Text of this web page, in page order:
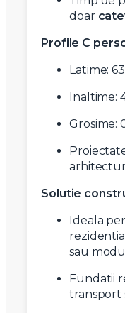
doar
Profile C
Latime:
Inaltime:
Grosime:
Solutie
Ideala
sau
Fundatii
transport